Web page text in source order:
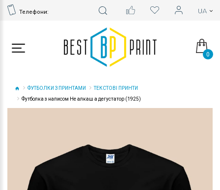
Телефони:
0
ФУТБОЛКИ З ПРИНТАМИ
ТЕКСТОВІ ПРИНТИ
Футболка з написом Не алкаш а дегустатор (1925)